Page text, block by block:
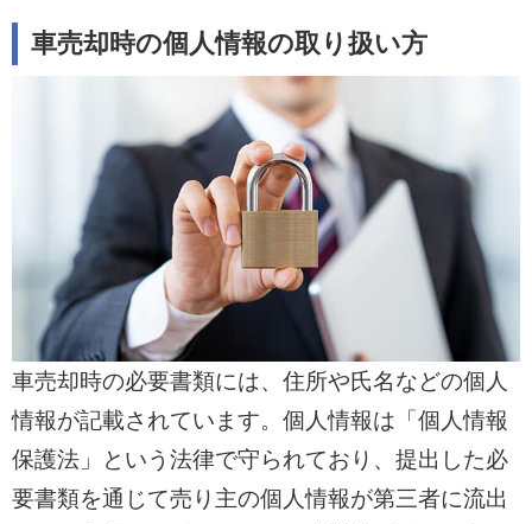
車売却時の個人情報の取り扱い方
車売却時の必要書類には、住所や氏名などの個人
情報が記載されています。個人情報は「個人情報
保護法」という法律で守られており、提出した必
要書類を通じて売り主の個人情報が第三者に流出